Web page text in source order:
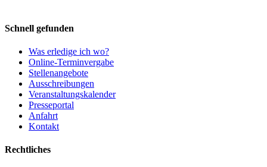
Schnell gefunden
Was erledige ich wo?
Online-Terminvergabe
Stellenangebote
Ausschreibungen
Veranstaltungskalender
Presseportal
Anfahrt
Kontakt
Rechtliches